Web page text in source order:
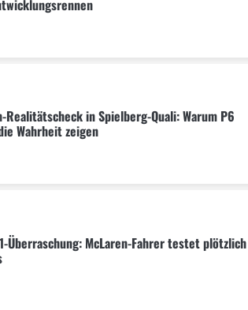
Realitätscheck in Spielberg-Quali: Warum P6
Wahrheit zeigen
Überraschung: McLaren-Fahrer testet plötzlich